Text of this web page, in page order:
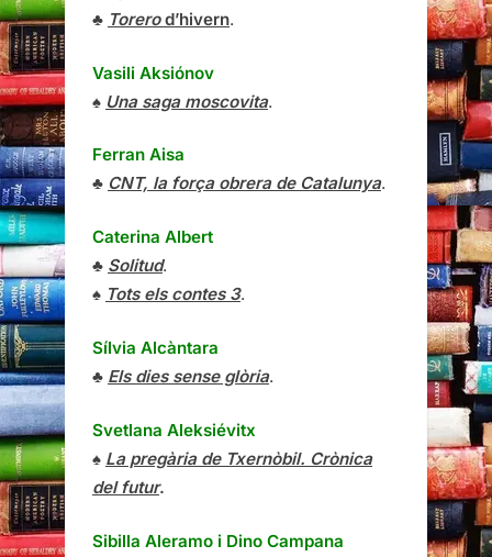
♣ Torerod’hivern.
Vasili Aksiónov
♠ Una saga moscovita.
Ferran Aisa
♣ CNT, la força obrera de Catalunya.
Caterina Albert
♣ Solitud.
♠ Tots els contes 3.
Sílvia Alcàntara
♣ Els dies sense glòria.
Svetlana Aleksiévitx
♠ La pregària de Txernòbil. Crònica
del futur.
Sibilla Aleramo i Dino Campana